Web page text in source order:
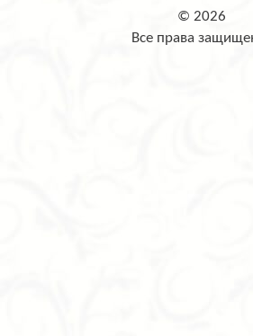
© 2026
Все права